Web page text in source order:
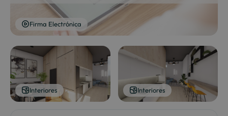
Firma Electrónica
Interiores Interiores